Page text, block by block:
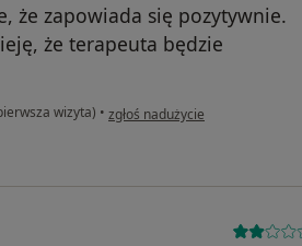
że zapowiada się pozytywnie.
że terapeuta będzie
wizyta) • w opinii użytkownika RM
zgłoś nadużycie